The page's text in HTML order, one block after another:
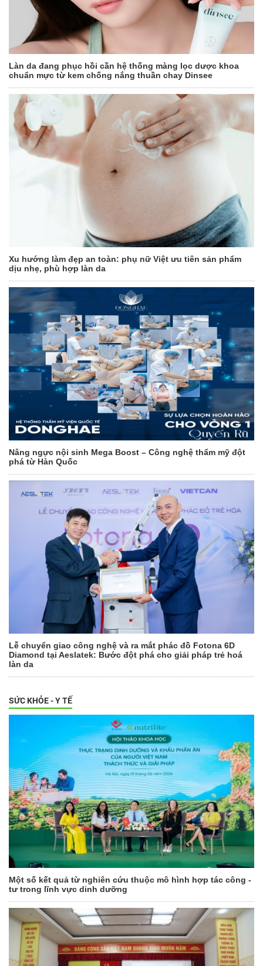
Làn da đang phục hồi cần hệ thống màng lọc dược khoa
chuẩn mực từ kem chống nắng thuần chay Dinsee
Xu hướng làm đẹp an toàn: phụ nữ Việt ưu tiên sản phẩm
dịu nhẹ, phù hợp làn da
Nâng ngực nội sinh Mega Boost – Công nghệ thẩm mỹ đột
phá từ Hàn Quốc
Lễ chuyển giao công nghệ và ra mắt phác đồ Fotona 6D
Diamond tại Aeslatek: Bước đột phá cho giải pháp trẻ hoá
làn da
SỨC KHỎE - Y TẾ
Một số kết quả từ nghiên cứu thuộc mô hình hợp tác công -
tư trong lĩnh vực dinh dưỡng